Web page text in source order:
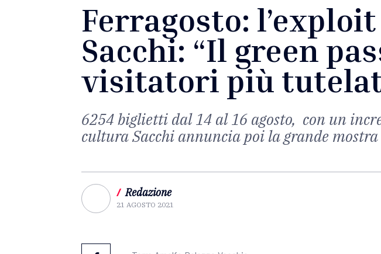
Ferragosto:
Sacchi: “Il green
visitatori più
6254 biglietti dal 14 al 16 agosto, con un
cultura Sacchi annuncia poi la grande
/ Redazione
21 AGOSTO 2021